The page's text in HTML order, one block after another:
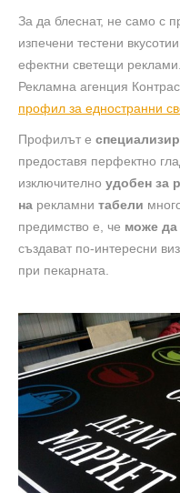
За да блеснат, не само с
изпечени тестени
ефектни светещи
Рекламна агенция
профил за едностранни
Профилът е
предоставя перфектно
изключително удобен за
на рекламни табели
предимство е, че може да
създават по-интересни
при пекарната.